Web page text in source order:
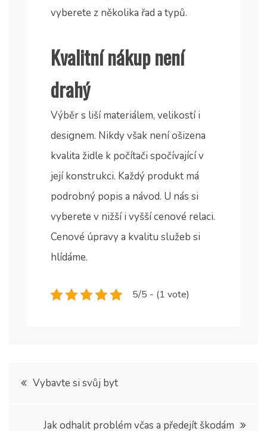
vyberete z několika řad a typů.
Kvalitní nákup není
drahý
Výběr s liší materiálem, velikostí i
designem. Nikdy však není ošizena
kvalita židle k počítači spočívající v
její konstrukci. Každý produkt má
podrobný popis a návod. U nás si
vyberete v nižší i vyšší cenové relaci.
Cenové úpravy a kvalitu služeb si
hlídáme.
5/5 - (1 vote)
Navigace
Vybavte si svůj byt
Jak odhalit problém včas a předejít škodám